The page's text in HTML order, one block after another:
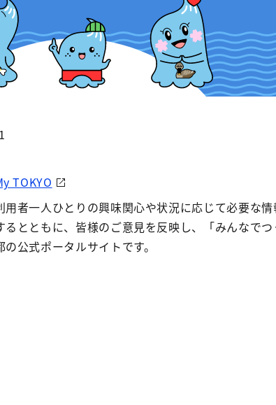
TOKYO
用者一人ひとりの興味関心や状況に応じて必要な
るとともに、皆様のご意見を反映し、「みんなで
の公式ポータルサイトです。